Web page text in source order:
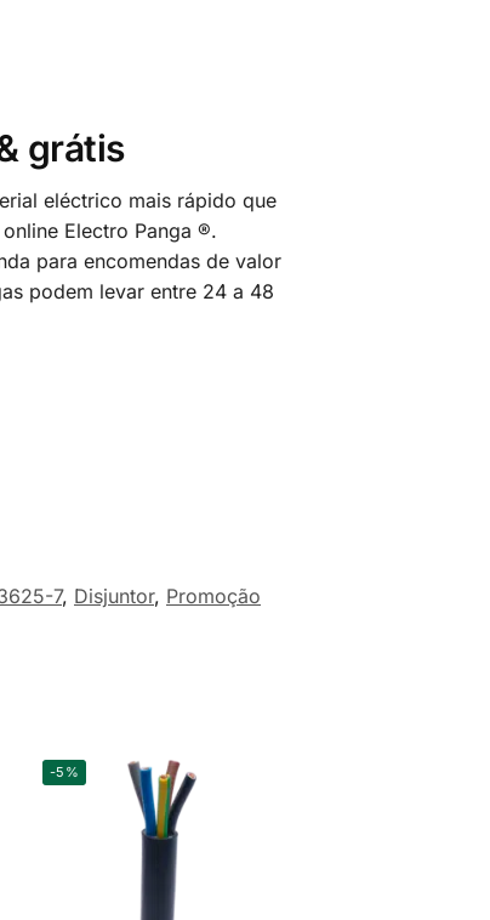
grátis
eléctrico mais rápido que
Electro Panga ®.
para encomendas de valor
podem levar entre 24 a 48
7, Disjuntor, Promoção
-5%